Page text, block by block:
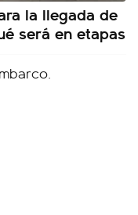
la llegada de
será en etapas